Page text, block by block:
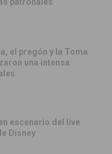
patronales
el pregón y la Toma
una intensa
escenario del live
Disney